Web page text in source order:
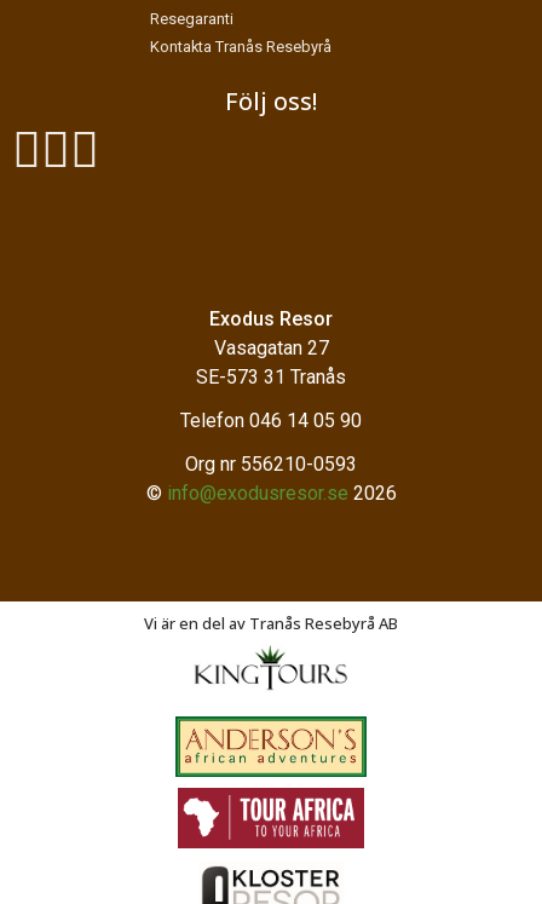
Resegaranti
Kontakta Tranås Resebyrå
Följ oss!
Exodus Resor
Vasagatan 27
SE-573 31 Tranås
Telefon 046 14 05 90
Org nr 556210-0593
© info@exodusresor.se 2026
Vi är en del av Tranås Resebyrå AB